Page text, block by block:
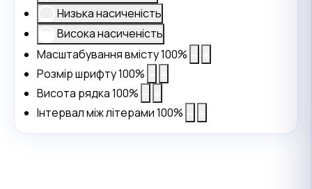
Низька насиченість
Висока насиченість
Масштабування вмісту100%
Розмір шрифту100%
Висота рядка100%
Інтервал між літерами100%